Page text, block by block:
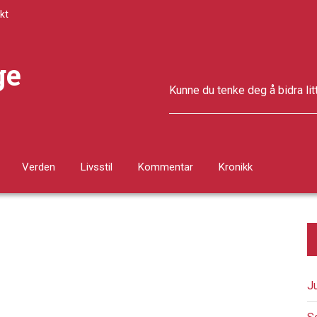
Kunne du tenke deg å bidra
Verden Livsstil Kommentar Kronikk